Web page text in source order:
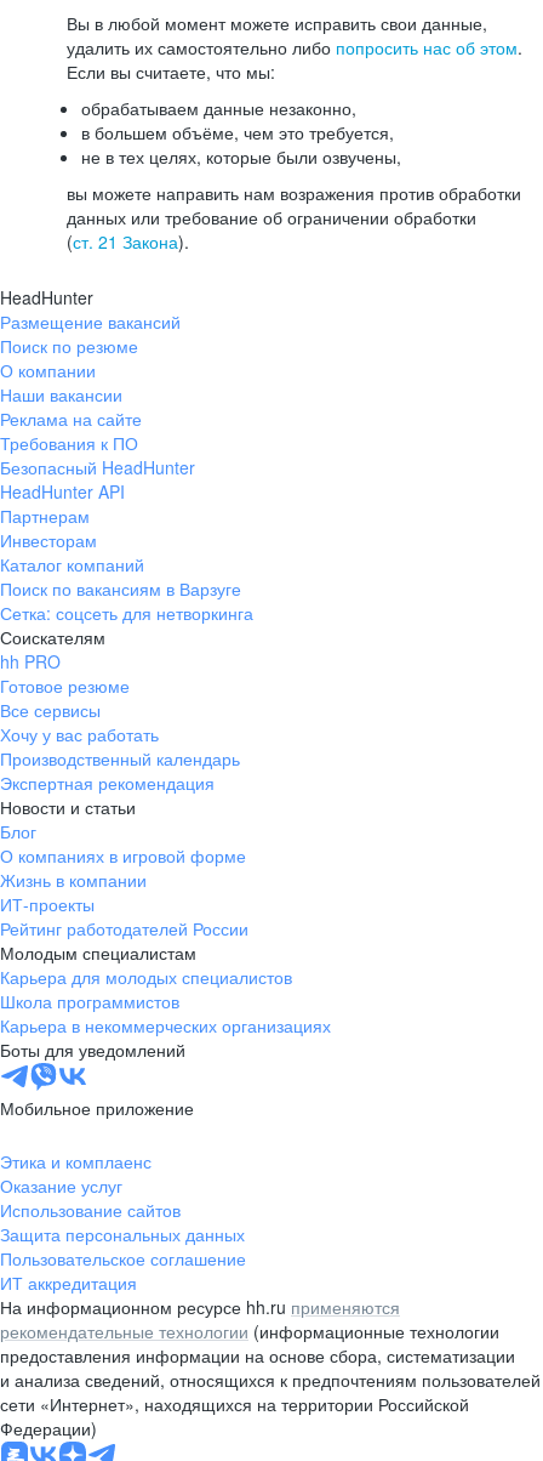
Вы в любой момент можете исправить свои данные,
удалить их самостоятельно либо попросить нас об этом.
Если вы считаете, что мы:
обрабатываем данные незаконно,
в большем объёме, чем это требуется,
не в тех целях, которые были озвучены,
вы можете направить нам возражения против обработки
данных или требование об ограничении обработки
(ст. 21 Закона).
HeadHunter
Размещение вакансий
Поиск по резюме
О компании
Наши вакансии
Реклама на сайте
Требования к ПО
Безопасный HeadHunter
HeadHunter API
Партнерам
Инвесторам
Каталог компаний
Поиск по вакансиям в Варзуге
Сетка: соцсеть для нетворкинга
Соискателям
hh PRO
Готовое резюме
Все сервисы
Хочу у вас работать
Производственный календарь
Экспертная рекомендация
Новости и статьи
Блог
О компаниях в игровой форме
Жизнь в компании
ИТ-проекты
Рейтинг работодателей России
Молодым специалистам
Карьера для молодых специалистов
Школа программистов
Карьера в некоммерческих организациях
Боты для уведомлений
Мобильное приложение
Этика и комплаенс
Оказание услуг
Использование сайтов
Защита персональных данных
Пользовательское соглашение
ИТ аккредитация
На информационном ресурсе hh.ru применяются
рекомендательные технологии (информационные технологии
предоставления информации на основе сбора, систематизации
и анализа сведений, относящихся к предпочтениям пользователей
сети «Интернет», находящихся на территории Российской
Федерации)